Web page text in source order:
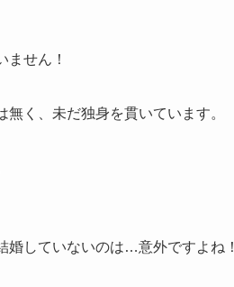
ません！
く、未だ独身を貫いています。
婚していないのは…意外ですよね！